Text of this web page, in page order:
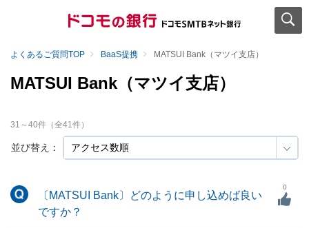
よくあるご質問TOP BaaS提携 MATSUI Bank（マツイ支店）
MATSUI Bank（マツイ支店）
並び替え：
31 ～40件（全41件）
〔MATSUI Bank〕どのように申し込めば良い
ですか？
0